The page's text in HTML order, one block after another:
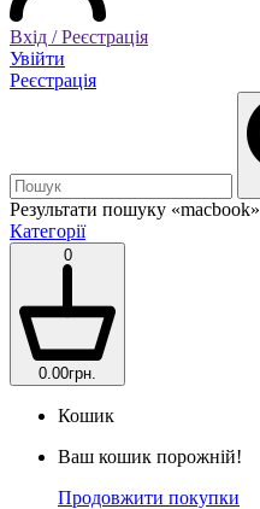
Вхід / Реєстрація
Увійти
Реєстрація
Результати пошуку «macbook»
Категорії
0
0.00грн.
Кошик
Ваш кошик порожній!
Продовжити покупки